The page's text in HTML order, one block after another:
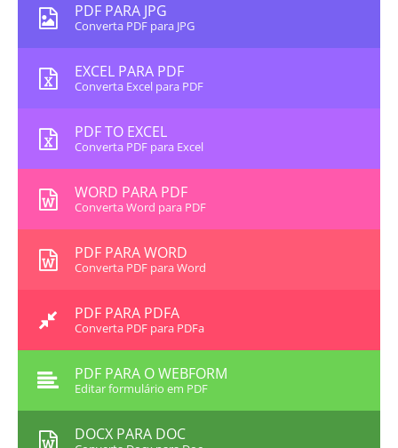
PDF PARA JPG
Converta PDF para JPG
EXCEL PARA PDF
Converta Excel para PDF
PDF TO EXCEL
Converta PDF para Excel
WORD PARA PDF
Converta Word para PDF
PDF PARA WORD
Converta PDF para Word
PDF PARA PDFA
Converta PDF para PDFa
PDF PARA O WEBFORM
Editar formulário em PDF
DOCX PARA DOC